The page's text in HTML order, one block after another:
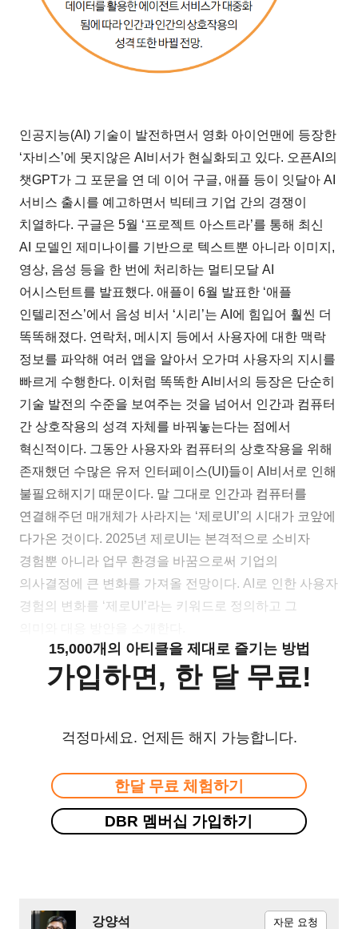
인공지능(AI) 기술이 발전하면서 영화 아이언맨에 등장한
‘자비스’에 못지않은 AI비서가 현실화되고 있다. 오픈AI의
챗GPT가 그 포문을 연 데 이어 구글, 애플 등이 잇달아 AI
서비스 출시를 예고하면서 빅테크 기업 간의 경쟁이
치열하다. 구글은 5월 ‘프로젝트 아스트라’를 통해 최신
AI 모델인 제미나이를 기반으로 텍스트뿐 아니라 이미지,
영상, 음성 등을 한 번에 처리하는 멀티모달 AI
어시스턴트를 발표했다. 애플이 6월 발표한 ‘애플
인텔리전스’에서 음성 비서 ‘시리’는 AI에 힘입어 훨씬 더
똑똑해졌다. 연락처, 메시지 등에서 사용자에 대한 맥락
정보를 파악해 여러 앱을 알아서 오가며 사용자의 지시를
빠르게 수행한다. 이처럼 똑똑한 AI비서의 등장은 단순히
기술 발전의 수준을 보여주는 것을 넘어서 인간과 컴퓨터
간 상호작용의 성격 자체를 바꿔놓는다는 점에서
혁신적이다. 그동안 사용자와 컴퓨터의 상호작용을 위해
존재했던 수많은 유저 인터페이스(UI)들이 AI비서로 인해
불필요해지기 때문이다. 말 그대로 인간과 컴퓨터를
연결해주던 매개체가 사라지는 ‘제로UI’의 시대가 코앞에
다가온 것이다. 2025년 제로UI는 본격적으로 소비자
경험뿐 아니라 업무 환경을 바꿈으로써 기업의
의사결정에 큰 변화를 가져올 전망이다. AI로 인한 사용자
경험의 변화를 ‘제로UI’라는 키워드로 정의하고 그
15,000개의 아티클을 제대로 즐기는 방법
가입하면, 한 달 무료!
걱정마세요. 언제든 해지 가능합니다.
한달 무료 체험하기
DBR 멤버십 가입하기
강양석
자문 요청